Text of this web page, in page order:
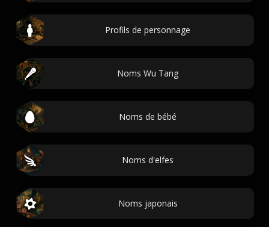
Profils de personnage
Noms Wu Tang
Noms de bébé
Noms d'elfes
Noms japonais